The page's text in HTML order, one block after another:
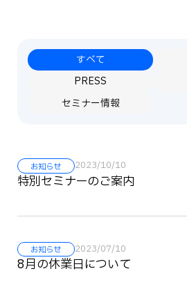
すべて
PRESS
セミナー情報
お知らせ 2023/10/10
特別セミナーのご案内
お知らせ 2023/07/10
8月の休業日について